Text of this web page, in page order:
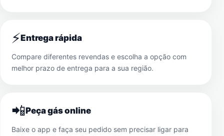
⚡Entrega rápida
Compare diferentes revendas e escolha a opção com
melhor prazo de entrega para a sua região.
📲Peça gás online
Baixe o app e faça seu pedido sem precisar ligar para